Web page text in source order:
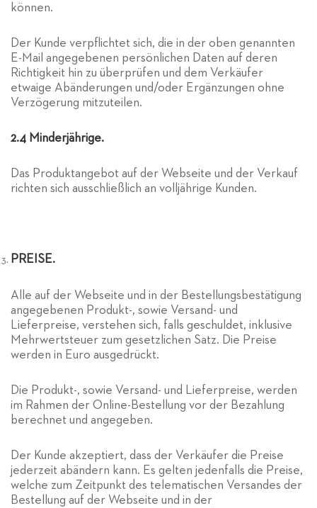
können.
Der Kunde verpflichtet sich, die in der oben genannten
E-Mail angegebenen persönlichen Daten auf deren
Richtigkeit hin zu überprüfen und dem Verkäufer
etwaige Abänderungen und/oder Ergänzungen ohne
Verzögerung mitzuteilen.
2.4 Minderjährige.
Das Produktangebot auf der Webseite und der Verkauf
richten sich ausschließlich an volljährige Kunden.
PREISE.
Alle auf der Webseite und in der Bestellungsbestätigung
angegebenen Produkt-, sowie Versand- und
Lieferpreise, verstehen sich, falls geschuldet, inklusive
Mehrwertsteuer zum gesetzlichen Satz. Die Preise
werden in Euro ausgedrückt.
Die Produkt-, sowie Versand- und Lieferpreise, werden
im Rahmen der Online-Bestellung vor der Bezahlung
berechnet und angegeben.
Der Kunde akzeptiert, dass der Verkäufer die Preise
jederzeit abändern kann. Es gelten jedenfalls die Preise,
welche zum Zeitpunkt des telematischen Versandes der
Bestellung auf der Webseite und in der